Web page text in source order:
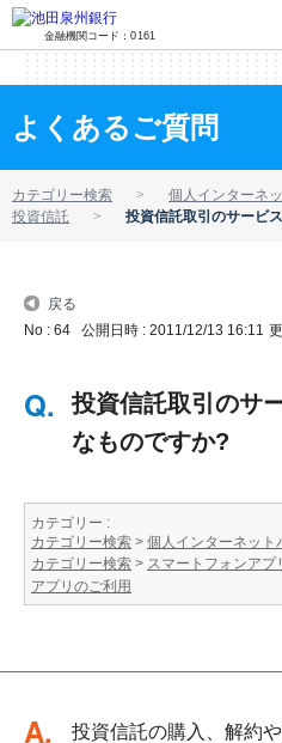
金融機関コード：0161
よくあるご質問
カテゴリー検索
個人インターネ
投資信託
投資信託取引のサービ
戻る
No : 64 公開日時 : 2011/12/13 16:11
投資信託取引のサ
なものですか?
カテゴリー :
カテゴリー検索 > 個人インターネット
カテゴリー検索 > スマートフォンアプ
アプリのご利用
回答
投資信託の購入、解約